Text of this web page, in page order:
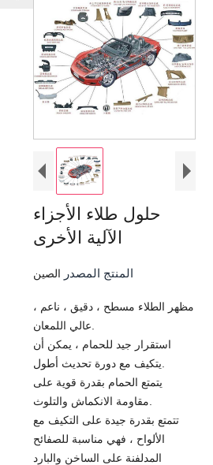
حلول طلاء الأجزاء
الآلية الأخرى
المنتج المصدر الصين
مظهر الطلاء مسطح ، دقيق ، ناعم ،
استقرار جيد للحمام ، يمكن أن
يتمتع الحمام بقدرة قوية على
تتمتع بقدرة جيدة على التكيف مع
الألواح ، فهي مناسبة للصفائح
المدلفنة على الساخن والبارد